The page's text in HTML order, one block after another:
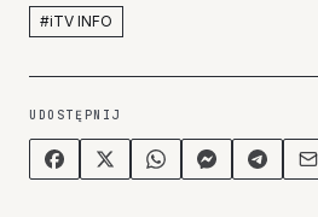
#iTV INFO
UDOSTĘPNIJ